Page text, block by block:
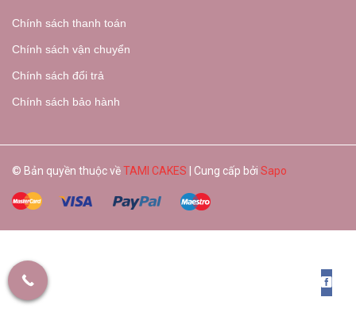
Chính sách thanh toán
Chính sách vận chuyển
Chính sách đổi trả
Chính sách bảo hành
© Bản quyền thuộc vềTAMI CAKES | Cung cấp bởi Sapo